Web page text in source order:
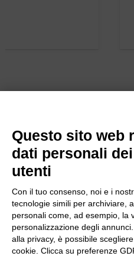
Questo sito web
dati personali
utenti
Con il tuo consenso, noi e i
tecnologie simili per archiviare,
personali come, ad esempio, la
personalizzazione degli
alla privacy, è possibile
cookie. Clicca su preferenze